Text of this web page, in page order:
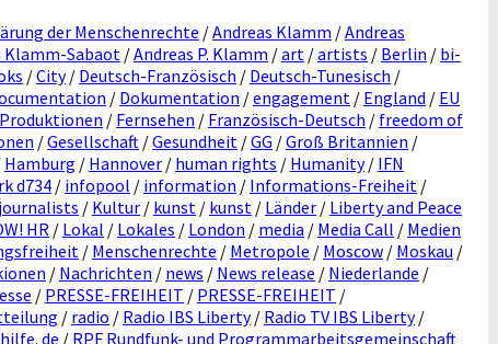
der Menschenrechte /Andreas Klamm /Andreas
Klamm-Sabaot /Andreas P. Klamm /art /artists / Berlin / bi-
/City/ Deutsch-Französisch / Deutsch-Tunesisch /
/ Dokumentation /engagement / England / EU
/ Fernsehen / Französisch-Deutsch / freedom of
/Gesellschaft /Gesundheit /GG /Groß Britannien /
Hamburg / Hannover / human rights / Humanity/ IFN
d734 / infopool / information / Informations-Freiheit /
journalists / Kultur / kunst / kunst / Länder / Liberty and Peace
HR / Lokal / Lokales / London / media / Media Call / Medien
/ Menschenrechte / Metropole / Moscow / Moskau /
/ Nachrichten / news / News release / Niederlande /
/ PRESSE-FREIHEIT / PRESSE-FREIHEIT /
/ radio / Radio IBS Liberty/ Radio TV IBS Liberty/
de / RPF Rundfunk- und Programmarbeitsgemeinschaft